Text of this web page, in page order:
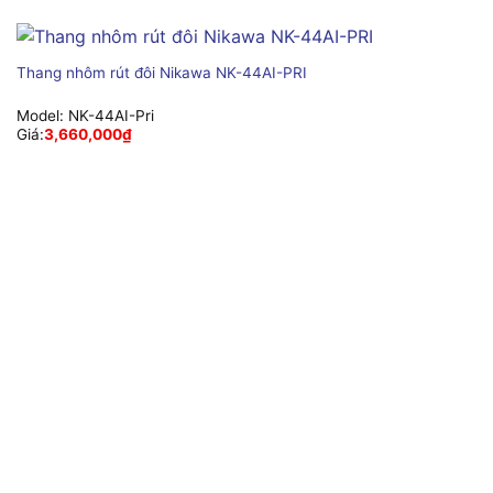
Thang nhôm rút đôi Nikawa NK-44AI-PRI
Model: NK-44AI-Pri
Giá:3,660,000₫